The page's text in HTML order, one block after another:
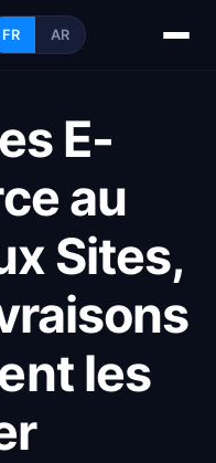
FR AR
E-
au
Sites,
les